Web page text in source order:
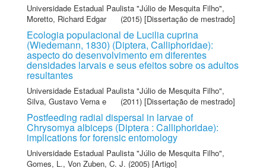
Universidade Estadual Paulista "Júlio de Mesquita Filho",
Moretto, Richard Edgar
(2015) [Dissertação de mestrado]
Ecologia populacional de Lucilia cuprina
(Wiedemann, 1830) (Diptera, Calliphoridae):
aspecto do desenvolvimento em diferentes
densidades larvais e seus efeitos sobre os adultos
resultantes
Universidade Estadual Paulista "Júlio de Mesquita Filho",
Silva, Gustavo Verna e
(2011) [Dissertação de mestrado]
Postfeeding radial dispersal in larvae of
Chrysomya albiceps (Diptera : Calliphoridae):
implications for forensic entomology
Universidade Estadual Paulista "Júlio de Mesquita Filho",
Gomes, L., Von Zuben, C. J. (2005) [Artigo]